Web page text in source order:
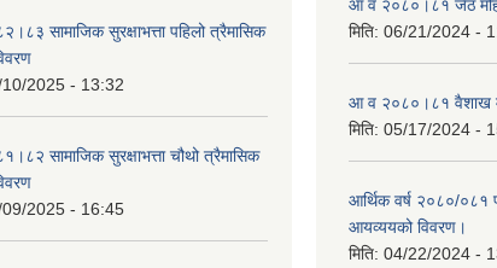
सामाजिक सुरक्षाभत्ता पहिलो त्रैमासिक
10/2025 - 13:32
सामाजिक सुरक्षाभत्ता चौथो त्रैमासिक
2025 - 16:45
आ व २०८०।८१ जेठ
मिति: 06/21/2024 -
आ व २०८०।८१ वैशाख
मिति: 05/17/2024 -
आर्थिक वर्ष २०८०/०८१
आयव्ययको विवरण।
मिति: 04/22/2024 -